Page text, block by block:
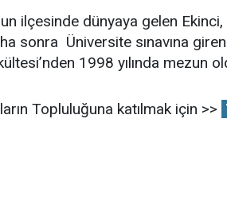
ilçesinde dünyaya gelen
sonra Üniversite sınavına
1998 yılında mezun
Topluluğuna katılmak için >>